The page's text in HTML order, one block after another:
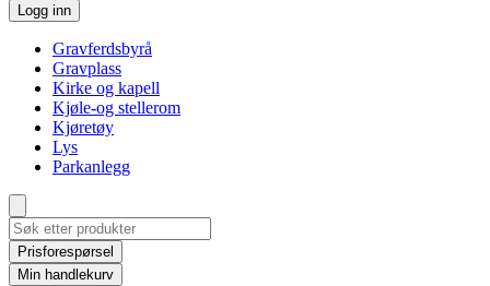
Logg inn
Gravferdsbyrå
Gravplass
Kirke og kapell
Kjøle-og stellerom
Kjøretøy
Lys
Parkanlegg
Prisforespørsel
Min handlekurv